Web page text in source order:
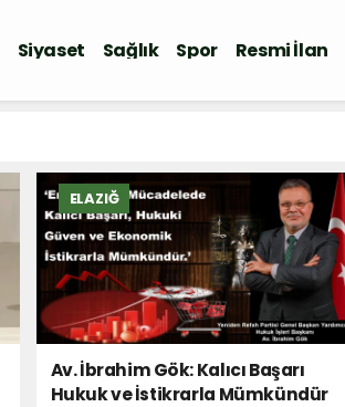
Siyaset Sağlık Spor Resmi İlan
ELAZIĞ
Av. İbrahim Gök: Kalıcı Başarı
Hukuk ve İstikrarla Mümkündür